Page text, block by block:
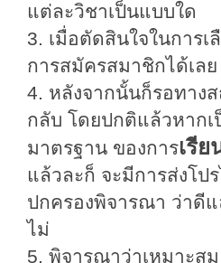
แต่ละวิชาเป็นแบบใด
3. เมื่อตัดสินใจในการเ
การสมัครสมาชิกได้เลย
4. หลังจากนั้นก็รอทาง
กลับ โดยปกติแล้วหาก
มาตรฐาน ของการเรี
แล้วละก็ จะมีการส่งโป
ปกครองพิจารณา ว่าดีแ
ไม่
5. พิจารณาว่าเหมาะส